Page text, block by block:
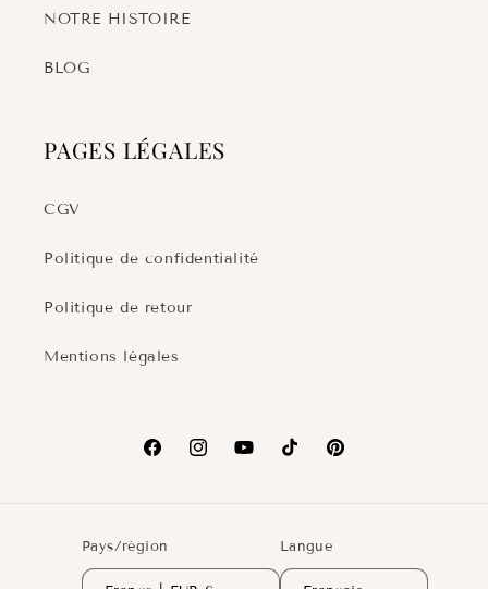
NOTRE HISTOIRE
BLOG
PAGES LÉGALES
CGV
Politique de confidentialité
Politique de retour
Mentions légales
FacebookInstagramYouTubeTikTokPinterest
Pays/région Langue